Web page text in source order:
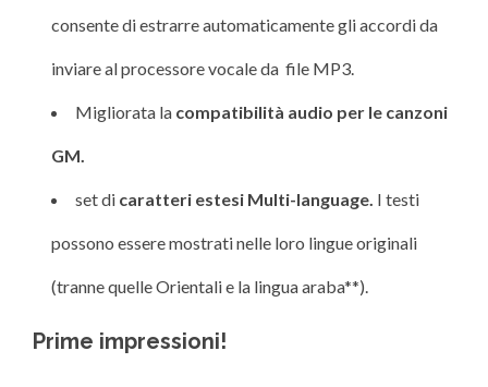
consente di estrarre automaticamente gli accordi da
inviare al processore vocale da file MP3.
Migliorata la compatibilità audio per le canzoni
GM.
set di caratteri estesi Multi-language. I testi
possono essere mostrati nelle loro lingue originali
(tranne quelle Orientali e la lingua araba**).
Prime impressioni!